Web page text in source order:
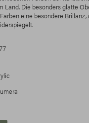
Land. Die besonders glatte
eine besondere Brillanz,